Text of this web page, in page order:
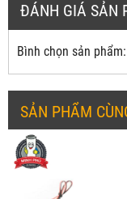
ĐÁNH GIÁ SẢN
Bình chọn sản phẩm:
SẢN PHẨM